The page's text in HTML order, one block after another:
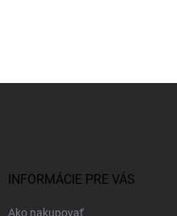
INFORMÁCIE PRE VÁS
Ako nakupovať